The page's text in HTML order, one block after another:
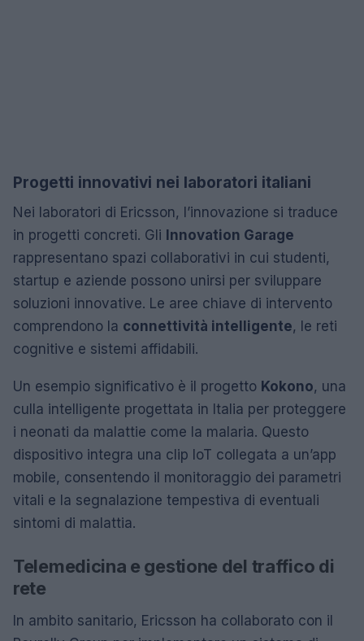
Progetti innovativi nei laboratori italiani
Nei laboratori di Ericsson, l’innovazione si traduce
in progetti concreti. Gli Innovation Garage
rappresentano spazi collaborativi in cui studenti,
startup e aziende possono unirsi per sviluppare
soluzioni innovative. Le aree chiave di intervento
comprendono la connettività intelligente, le reti
cognitive e sistemi affidabili.
Un esempio significativo è il progetto Kokono, una
culla intelligente progettata in Italia per proteggere
i neonati da malattie come la malaria. Questo
dispositivo integra una clip IoT collegata a un’app
mobile, consentendo il monitoraggio dei parametri
vitali e la segnalazione tempestiva di eventuali
sintomi di malattia.
Telemedicina e gestione del traffico di
rete
In ambito sanitario, Ericsson ha collaborato con il